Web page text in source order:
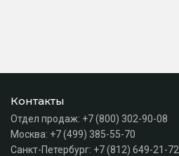
Контакты
Отдел продаж: +7 (800) 302-90-08
Москва: +7 (499) 385-55-70
Санкт-Петербург: +7 (812) 649-21-72